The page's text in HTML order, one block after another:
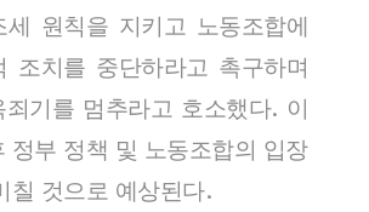
세 원칙을 지키고 노동조합에
조치를 중단하라고 촉구하며
기를 멈추라고 호소했다. 이
정부 정책 및 노동조합의 입장
칠 것으로 예상된다.